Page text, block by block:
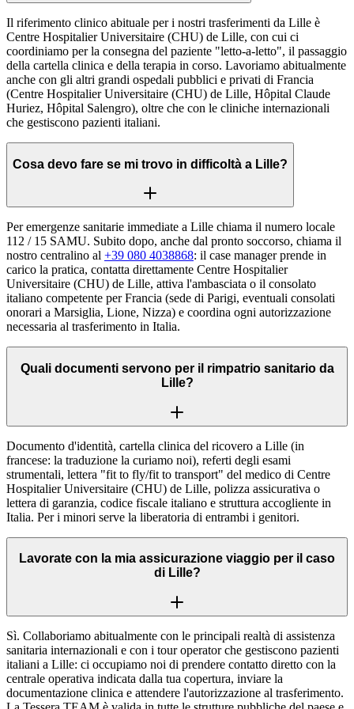
Il riferimento clinico abituale per i nostri trasferimenti da Lille è
Centre Hospitalier Universitaire (CHU) de Lille, con cui ci
coordiniamo per la consegna del paziente "letto-a-letto", il passaggio
della cartella clinica e della terapia in corso. Lavoriamo abitualmente
anche con gli altri grandi ospedali pubblici e privati di Francia
(Centre Hospitalier Universitaire (CHU) de Lille, Hôpital Claude
Huriez, Hôpital Salengro), oltre che con le cliniche internazionali
che gestiscono pazienti italiani.
Cosa devo fare se mi trovo in difficoltà a Lille?
Per emergenze sanitarie immediate a Lille chiama il numero locale
112 / 15 SAMU. Subito dopo, anche dal pronto soccorso, chiama il
nostro centralino al +39 080 4038868: il case manager prende in
carico la pratica, contatta direttamente Centre Hospitalier
Universitaire (CHU) de Lille, attiva l'ambasciata o il consolato
italiano competente per Francia (sede di Parigi, eventuali consolati
onorari a Marsiglia, Lione, Nizza) e coordina ogni autorizzazione
necessaria al trasferimento in Italia.
Quali documenti servono per il rimpatrio sanitario da
Lille?
Documento d'identità, cartella clinica del ricovero a Lille (in
francese: la traduzione la curiamo noi), referti degli esami
strumentali, lettera "fit to fly/fit to transport" del medico di Centre
Hospitalier Universitaire (CHU) de Lille, polizza assicurativa o
lettera di garanzia, codice fiscale italiano e struttura accogliente in
Italia. Per i minori serve la liberatoria di entrambi i genitori.
Lavorate con la mia assicurazione viaggio per il caso
di Lille?
Sì. Collaboriamo abitualmente con le principali realtà di assistenza
sanitaria internazionali e con i tour operator che gestiscono pazienti
italiani a Lille: ci occupiamo noi di prendere contatto diretto con la
centrale operativa indicata dalla tua copertura, inviare la
documentazione clinica e attendere l'autorizzazione al trasferimento.